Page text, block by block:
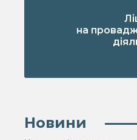
на
Новини